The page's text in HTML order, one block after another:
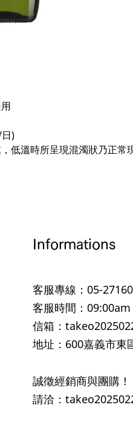
)
低溫時所呈現混濁狀乃正常
Informations
客服專線：05-
客服時間：
信箱：
地址：600嘉義市東
誠徵經銷商與團購！
​請洽：